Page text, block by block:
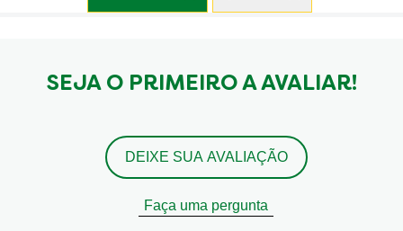
SEJA O PRIMEIRO A AVALIAR!
DEIXE SUA AVALIAÇÃO
Faça uma pergunta